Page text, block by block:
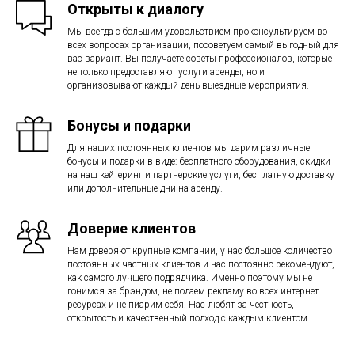
Открыты к диалогу
Мы всегда с большим удовольствием проконсультируем во
всех вопросах организации, посоветуем самый выгодный для
вас вариант. Вы получаете советы профессионалов, которые
не только предоставляют услуги аренды, но и
организовывают каждый день выездные мероприятия.
Бонусы и подарки
Для наших постоянных клиентов мы дарим различные
бонусы и подарки в виде: бесплатного оборудования, скидки
на наш кейтеринг и партнерские услуги, бесплатную доставку
или дополнительные дни на аренду.
Доверие клиентов
Нам доверяют крупные компании, у нас большое количество
постоянных частных клиентов и нас постоянно рекомендуют,
как самого лучшего подрядчика. Именно поэтому мы не
гонимся за брэндом, не подаем рекламу во всех интернет
ресурсах и не пиарим себя. Нас любят за честность,
открытость и качественный подход с каждым клиентом.